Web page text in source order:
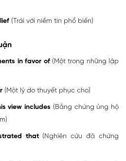
(Trái với niềm tin phổ biến)
in favor of(Một trong những lập
(Một lý do thuyết phục cho)
view includes (Bằng chứng ủng hộ
that(Nghiên cứu đã chứng